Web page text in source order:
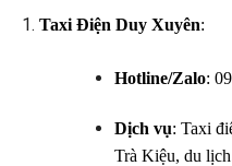
Taxi Điện Duy Xuyên:
Hotline/Zalo:
Dịch vụ: Taxi
Trà Kiệu, du